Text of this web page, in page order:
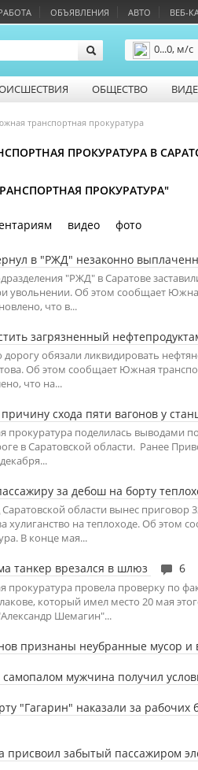
ОБЪЯВЛЕНИЯ АВТО ВЕБ-
0...0, м/с
ОБЩЕСТВО
транспортная прокуратура
ПРОКУРАТУРА В
ПРОКУРАТУРА"
видео фото
в "РЖД" незаконно
"РЖД" в Саратове
увольнении. Об этом сообщает
что в...
загрязненный
обязали ликвидировать
Об этом сообщает Южная
что на...
схода пяти вагонов у
прокуратура поделилась выводами
в Саратовской области. Ранее
за дебош на борту
области вынес приговор
хулиганство на теплоходе. Об этом
В конце мая...
танкер врезался в шлюз 6
прокуратура провела проверку по
который имел место 20 мая
Шемагин"...
признаны неубранные мусор и
самопалом мужчина получил
"Гагарин" наказали за рабочих
забытый пассажиром